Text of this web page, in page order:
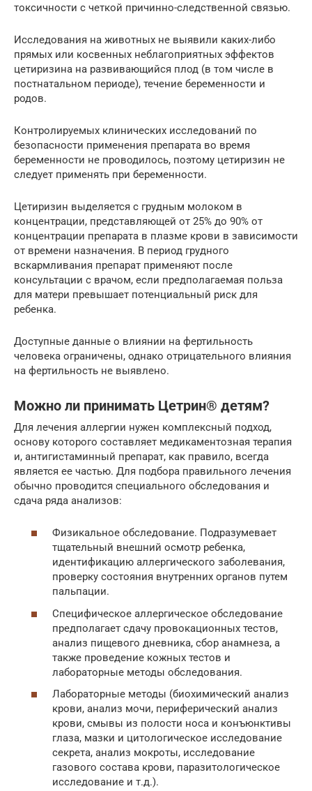
токсичности с четкой причинно-следственной связью.
Исследования на животных не выявили каких-либо
прямых или косвенных неблагоприятных эффектов
цетиризина на развивающийся плод (в том числе в
постнатальном периоде), течение беременности и
родов.
Контролируемых клинических исследований по
безопасности применения препарата во время
беременности не проводилось, поэтому цетиризин не
следует применять при беременности.
Цетиризин выделяется с грудным молоком в
концентрации, представляющей от 25% до 90% от
концентрации препарата в плазме крови в зависимости
от времени назначения. В период грудного
вскармливания препарат применяют после
консультации с врачом, если предполагаемая польза
для матери превышает потенциальный риск для
ребенка.
Доступные данные о влиянии на фертильность
человека ограничены, однако отрицательного влияния
на фертильность не выявлено.
Можно ли принимать Цетрин® детям?
Для лечения аллергии нужен комплексный подход,
основу которого составляет медикаментозная терапия
и, антигистаминный препарат, как правило, всегда
является ее частью. Для подбора правильного лечения
обычно проводится специального обследования и
сдача ряда анализов:
Физикальное обследование. Подразумевает
тщательный внешний осмотр ребенка,
идентификацию аллергического заболевания,
проверку состояния внутренних органов путем
пальпации.
Специфическое аллергическое обследование
предполагает сдачу провокационных тестов,
анализ пищевого дневника, сбор анамнеза, а
также проведение кожных тестов и
лабораторные методы обследования.
Лабораторные методы (биохимический анализ
крови, анализ мочи, периферический анализ
крови, смывы из полости носа и конъюнктивы
глаза, мазки и цитологическое исследование
секрета, анализ мокроты, исследование
газового состава крови, паразитологическое
исследование и т.д.).